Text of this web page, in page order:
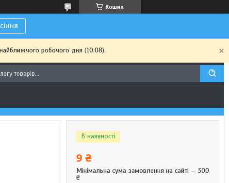
Кошик
робочого дня (10.08).
В наявності
9 ₴
Мінімальна сума замовлення на сайті — 300
₴